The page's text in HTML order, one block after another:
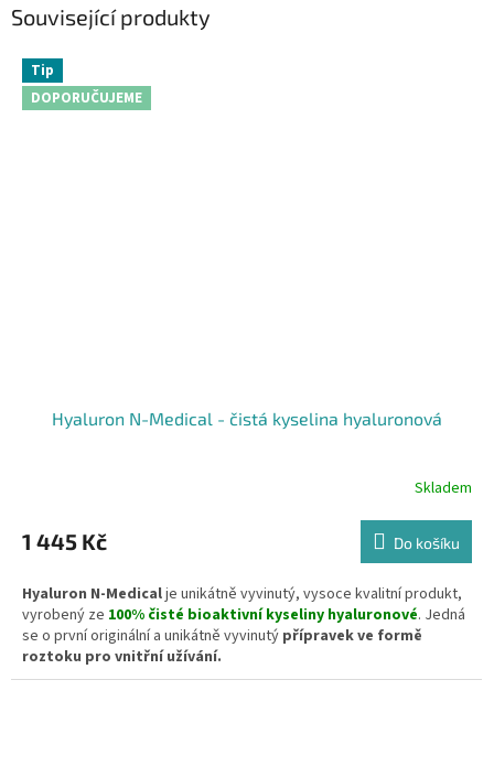
Související produkty
Tip
DOPORUČUJEME
Hyaluron N-Medical - čistá kyselina hyaluronová
produktu
je
z
5
hvězdiček.
Skladem
1 445 Kč Do košíku
Hyaluron N-Medicalje unikátně vyvinutý, vysoce kvalitní produkt,
vyrobený ze 100% čisté bioaktivní kyseliny hyaluronové. Jedná
se o první originální a unikátně vyvinutý přípravek ve formě
roztoku pro vnitřní užívání.